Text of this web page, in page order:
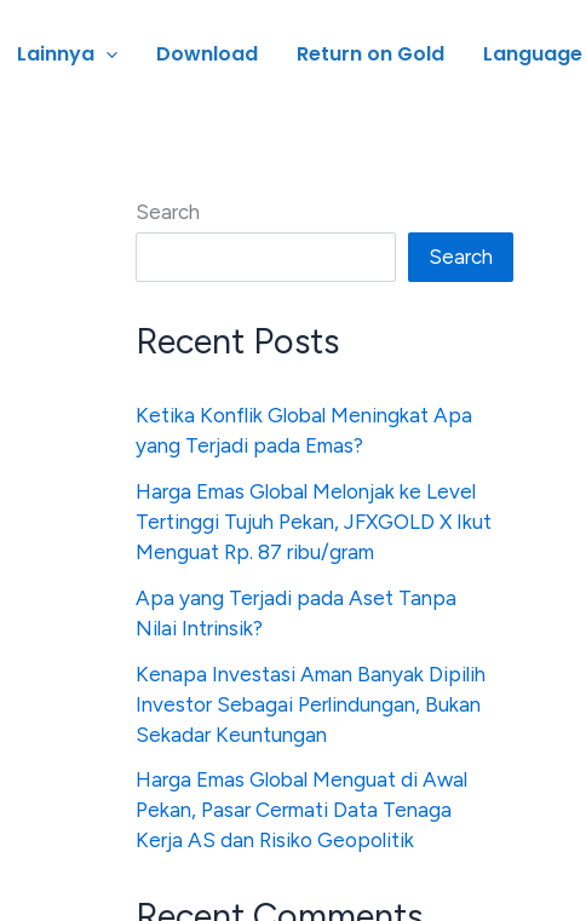
Lainnya Download Return on Gold Language
Search
Search
Recent Posts
Ketika Konflik Global Meningkat Apa
yang Terjadi pada Emas?
Harga Emas Global Melonjak ke Level
Tertinggi Tujuh Pekan, JFXGOLD X Ikut
Menguat Rp. 87 ribu/gram
Apa yang Terjadi pada Aset Tanpa
Nilai Intrinsik?
Kenapa Investasi Aman Banyak Dipilih
Investor Sebagai Perlindungan, Bukan
Sekadar Keuntungan
Harga Emas Global Menguat di Awal
Pekan, Pasar Cermati Data Tenaga
Kerja AS dan Risiko Geopolitik